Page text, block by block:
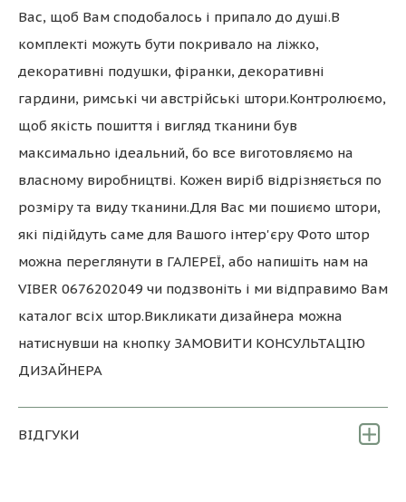
Вас, щоб Вам сподобалось і припало до душі.В
комплекті можуть бути покривало на ліжко,
декоративні подушки, фіранки, декоративні
гардини, римські чи австрійські штори.Контролюємо,
щоб якість пошиття і вигляд тканини був
максимально ідеальний, бо все виготовляємо на
власному виробництві. Кожен виріб відрізняється по
розміру та виду тканини.Для Вас ми пошиємо штори,
які підійдуть саме для Вашого інтер'єру Фото штор
можна переглянути в ГАЛЕРЕЇ, або напишіть нам на
VIBER 0676202049 чи подзвоніть і ми відправимо Вам
каталог всіх штор.Викликати дизайнера можна
натиснувши на кнопку ЗАМОВИТИ КОНСУЛЬТАЦІЮ
ДИЗАЙНЕРА
ВІДГУКИ